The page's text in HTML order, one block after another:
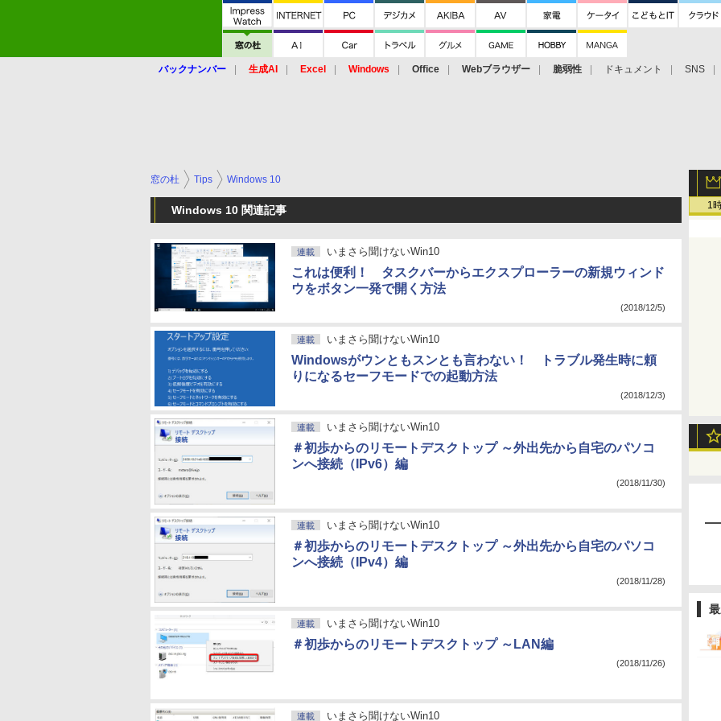
バックナンバー 生成AI Excel Windows Office Webブラウザー 脆弱性 ドキュメント SNS
1
窓の杜 Tips Windows 10
Windows 10 関連記事
連載 いまさら聞けないWin10
これは便利！ タスクバーからエクスプローラーの新規ウィンド
ウをボタン一発で開く方法
(2018/12/5)
連載 いまさら聞けないWin10
Windowsがウンともスンとも言わない！ トラブル発生時に頼
りになるセーフモードでの起動方法
(2018/12/3)
連載 いまさら聞けないWin10
＃初歩からのリモートデスクトップ ～外出先から自宅のパソコ
ンへ接続（IPv6）編
(2018/11/30)
連載 いまさら聞けないWin10
＃初歩からのリモートデスクトップ ～外出先から自宅のパソコ
ンへ接続（IPv4）編
(2018/11/28)
連載 いまさら聞けないWin10
＃初歩からのリモートデスクトップ ～LAN編
(2018/11/26)
連載 いまさら聞けないWin10